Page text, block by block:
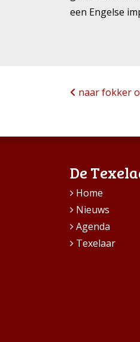
een Engelse
naar fokker
De
Home
Nieuws
Agenda
Texelaar